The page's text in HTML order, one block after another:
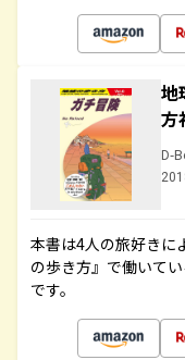
地
方
D-
本書は4人の旅好きに
の歩き方』で働いて
です。